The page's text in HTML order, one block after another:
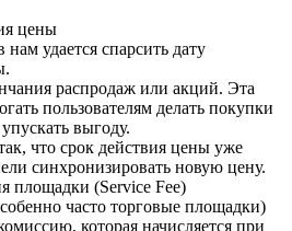
цены
удается спарсить дату
распродаж или акций. Эта
пользователям делать покупки
выгоду.
что срок действия цены уже
синхронизировать новую цену.
площадки (Service Fee)
часто торговые площадки)
которая начисляется при